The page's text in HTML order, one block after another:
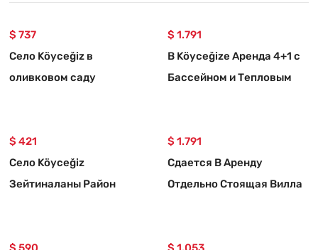
$ 737
Село Köyceğiz в
оливковом саду
Отдельностоящая Дом
$ 1.791
В Köyceğizе Аренда 4+1 с
Бассейном и Тепловым
$ 421
Село Köyceğiz
Зейтиналаны Район
$ 1.791
Сдается В Аренду
Отдельно Стоящая Вилла